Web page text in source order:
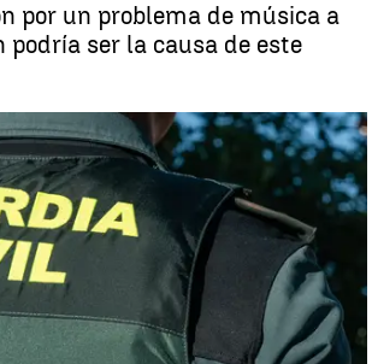
por un problema de música a
podría ser la causa de este